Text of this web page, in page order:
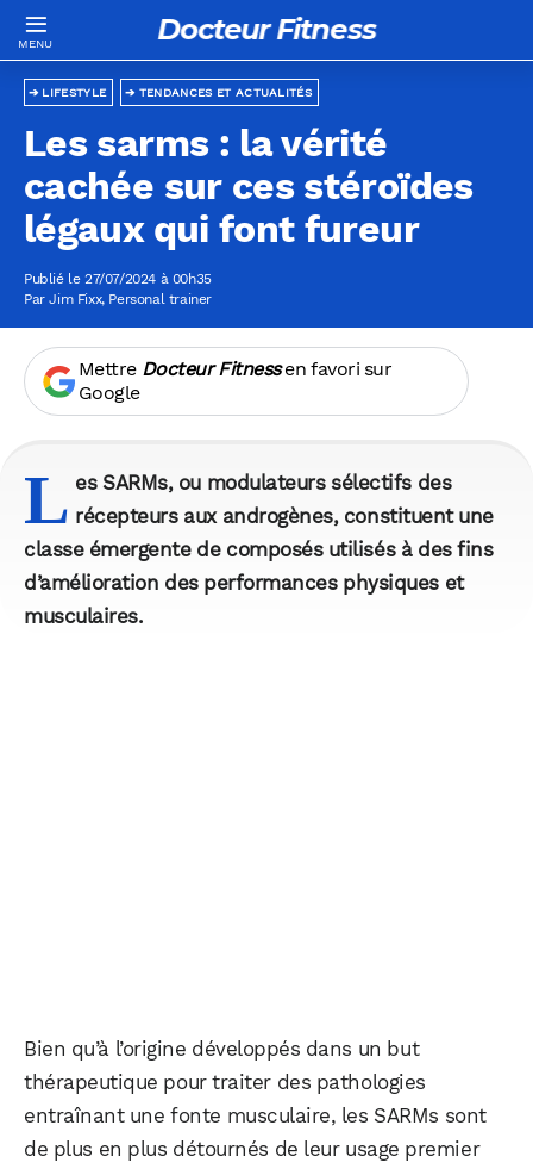
Docteur Fitness
TENDANCES ET ACTUALITÉS
LIFESTYLE
Les sarms : la vérité
cachée sur ces stéroïdes
légaux qui font fureur
Publié le 27/07/2024 à 00h35
ParJim Fixx, Personal trainer
Mettre Docteur Fitnessen favori sur
Google
L es SARMs, ou modulateurs sélectifs des
récepteurs aux androgènes, constituent une
classe émergente de composés utilisés à des fins
d’amélioration des performances physiques et
musculaires.
Bien qu’à l’origine développés dans un but
thérapeutique pour traiter des pathologies
entraînant une fonte musculaire, les SARMs sont
de plus en plus détournés de leur usage premier